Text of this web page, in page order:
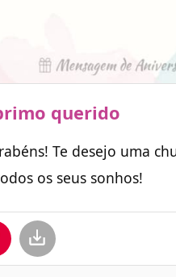
querido
Te desejo uma
os seus sonhos!